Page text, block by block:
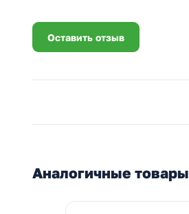
Оставить отзыв
Аналогичные товары